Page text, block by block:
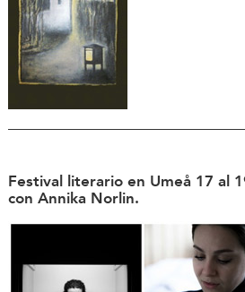
Festival literario en Umeå 17 al
con Annika Norlin.